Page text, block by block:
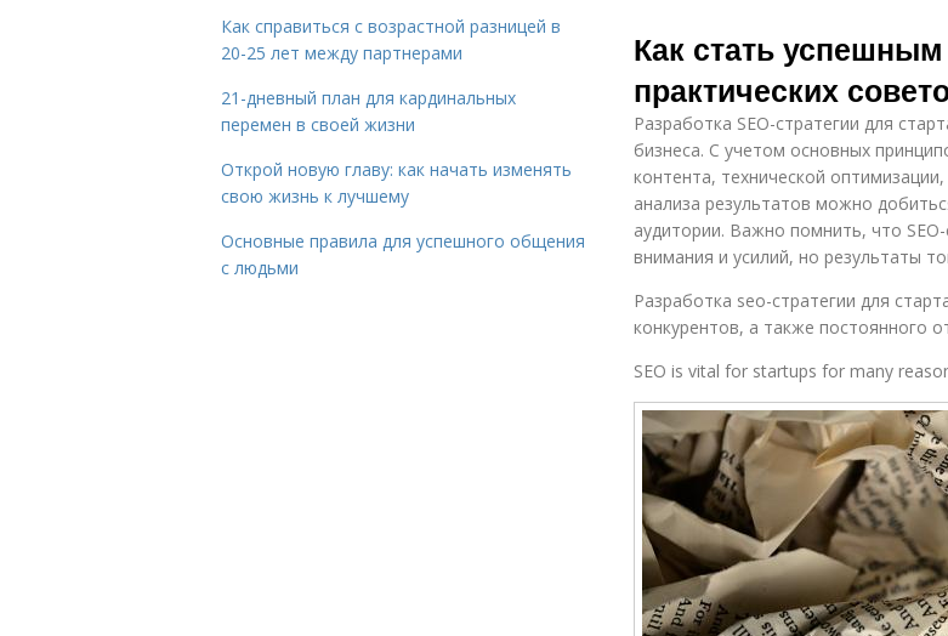
Как стать
практических
Разработка SEO-стратегии для
бизнеса. С учетом основных
контента, технической
анализа результатов можно
аудитории. Важно помнить, что
внимания и усилий, но результаты
Разработка seo-стратегии для
конкурентов, а также постоянного
SEO is vital for startups for many
Как справиться с возрастной разницей в
20-25 лет между партнерами
21-дневный план для кардинальных
перемен в своей жизни
Открой новую главу: как начать изменять
свою жизнь к лучшему
Основные правила для успешного общения
с людьми